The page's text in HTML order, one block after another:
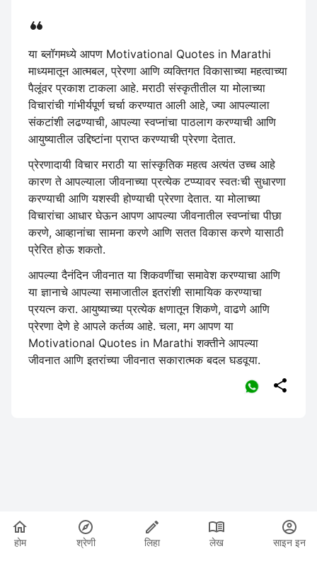
या ब्लॉगमध्ये आपण Motivational Quotes in Marathi
माध्यमातून आत्मबल, प्रेरणा आणि व्यक्तिगत विकासाच्या महत्वाच्या
पैलूंवर प्रकाश टाकला आहे. मराठी संस्कृतीतील या मोलाच्या
विचारांची गांभीर्यपूर्ण चर्चा करण्यात आली आहे, ज्या आपल्याला
संकटांशी लढण्याची, आपल्या स्वप्नांचा पाठलाग करण्याची आणि
आयुष्यातील उद्दिष्टांना प्राप्त करण्याची प्रेरणा देतात.
प्रेरणादायी विचार मराठी या सांस्कृतिक महत्व अत्यंत उच्च आहे
कारण ते आपल्याला जीवनाच्या प्रत्येक टप्प्यावर स्वतःची सुधारणा
करण्याची आणि यशस्वी होण्याची प्रेरणा देतात. या मोलाच्या
विचारांचा आधार घेऊन आपण आपल्या जीवनातील स्वप्नांचा पीछा
करणे, आव्हानांचा सामना करणे आणि सतत विकास करणे यासाठी
प्रेरित होऊ शकतो.
आपल्या दैनंदिन जीवनात या शिकवणींचा समावेश करण्याचा आणि
या ज्ञानाचे आपल्या समाजातील इतरांशी सामायिक करण्याचा
प्रयत्न करा. आयुष्याच्या प्रत्येक क्षणातून शिकणे, वाढणे आणि
प्रेरणा देणे हे आपले कर्तव्य आहे. चला, मग आपण या
Motivational Quotes in Marathi शक्तीने आपल्या
जीवनात आणि इतरांच्या जीवनात सकारात्मक बदल घडवूया.

होम श्रेणी लिहा लेख साइन इन